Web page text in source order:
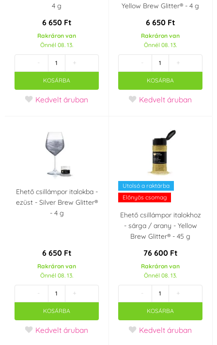
4 g
6 650 Ft
Rakráron van
Önnél 08. 13.
- +
KOSÁRBA
Kedvelt áruban
Yellow Brew Glitter® - 4 g
6 650 Ft
Rakráron van
Önnél 08. 13.
- +
KOSÁRBA
Kedvelt áruban
Ehető csillámpor italokba -
ezüst - Silver Brew Glitter®
- 4 g
6 650 Ft
Rakráron van
Önnél 08. 13.
- +
KOSÁRBA
Kedvelt áruban
Utolsó a raktárba
Előnyös csomag
Ehető csillámpor italokhoz
- sárga / arany - Yellow
Brew Glitter® - 45 g
76 600 Ft
Rakráron van
Önnél 08. 13.
- +
KOSÁRBA
Kedvelt áruban